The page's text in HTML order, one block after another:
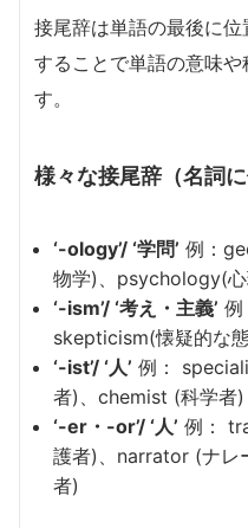
接尾辞は単語の最後に
することで単語の意味
す。
様々な接尾辞（名詞に
‘-ology’/ ‘学問’ 例：
物学)、psychology(
‘-ism’/ ‘考え・主義’ 例
skepticism(懐疑的な
‘-ist’/ ‘人’ 例：
者)、chemist (科学者)
‘-er・-or’/ ‘人’ 例：
護者)、narrator (ナ
者)